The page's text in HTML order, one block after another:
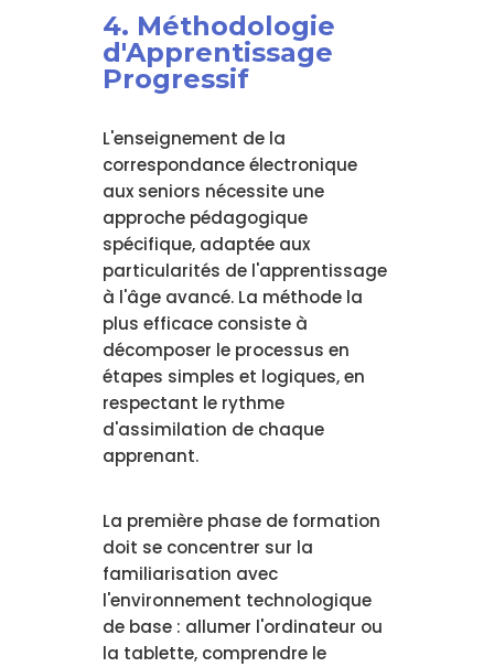
4. Méthodologie
d'Apprentissage
Progressif
L'enseignement de la
correspondance électronique
aux seniors nécessite une
approche pédagogique
spécifique, adaptée aux
particularités de l'apprentissage
à l'âge avancé. La méthode la
plus efficace consiste à
décomposer le processus en
étapes simples et logiques, en
respectant le rythme
d'assimilation de chaque
apprenant.
La première phase de formation
doit se concentrer sur la
familiarisation avec
l'environnement technologique
de base : allumer l'ordinateur ou
la tablette, comprendre le